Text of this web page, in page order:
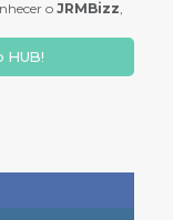
o JRMBizz
HUB!